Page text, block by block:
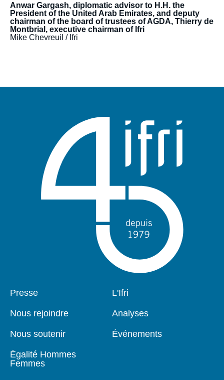
Anwar Gargash, diplomatic advisor to H.H. the
President of the United Arab Emirates, and deputy
chairman of the board of trustees of AGDA, Thierry de
Montbrial, executive chairman of Ifri
Mike Chevreuil / Ifri
Pied
Presse
Nous rejoindre
Nous soutenir
Égalité Hommes
Femmes
Navigation
L'Ifri
Analyses
Événements